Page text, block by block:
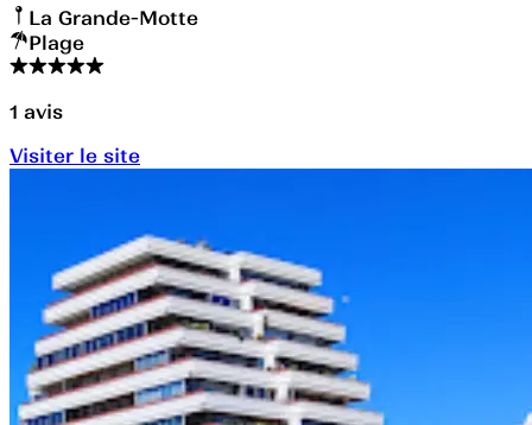
La Grande-Motte
Plage
1 avis
Visiter le site